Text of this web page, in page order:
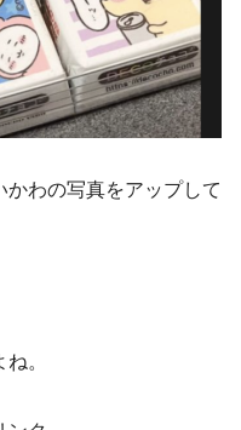
わの写真をアップして
。